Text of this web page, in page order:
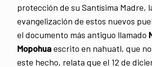
protección de su Santísima Madre,
evangelización de estos nuevos
el documento más antiguo llamado
Mopohuaescrito en nahuatl, que
este hecho, relata que el 12 de